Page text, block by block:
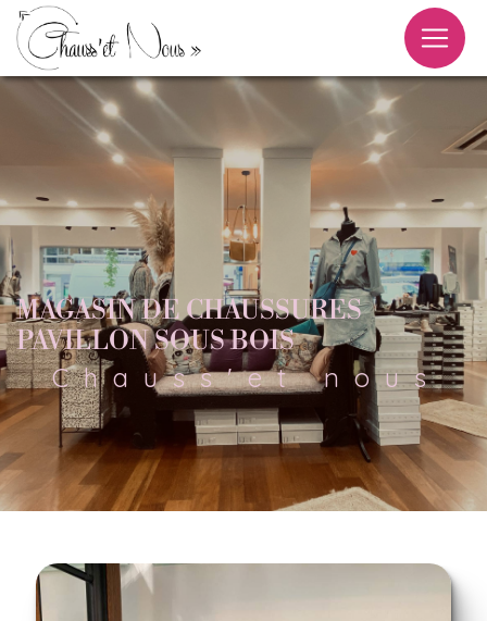
MAGASIN DE CHAUSSURES
PAVILLON SOUS BOIS
Chauss'et nous
Panneau de gestion des cookies